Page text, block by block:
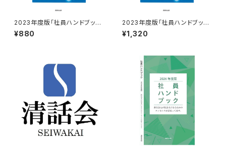
2023年度版「社員ハンドブッ
ク」 ※会員様
¥880
2023年度版「社員ハンドブッ
ク」 ※一般のお客様
¥1,320